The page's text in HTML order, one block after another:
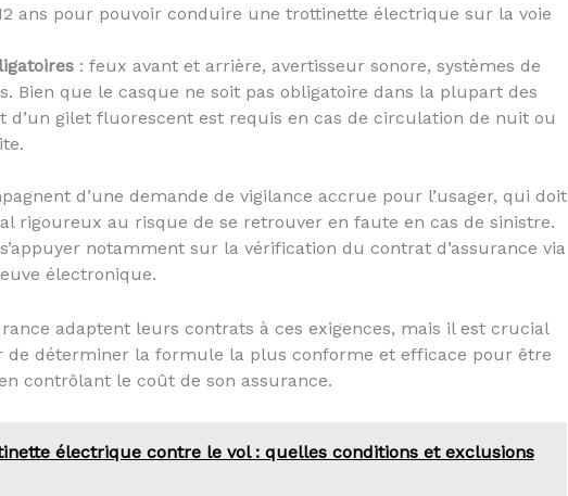
ans pour pouvoir conduire une trottinette électrique sur la voie
: feux avant et arrière, avertisseur sonore, systèmes de
Bien que le casque ne soit pas obligatoire dans la plupart des
d’un gilet fluorescent est requis en cas de circulation de nuit ou
d’une demande de vigilance accrue pour l’usager, qui doit
rigoureux au risque de se retrouver en faute en cas de sinistre.
notamment sur la vérification du contrat d’assurance via
électronique.
adaptent leurs contrats à ces exigences, mais il est crucial
de déterminer la formule la plus conforme et efficace pour être
contrôlant le coût de son assurance.
électrique contre le vol : quelles conditions et exclusions